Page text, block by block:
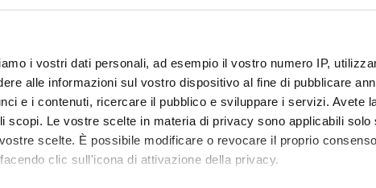
i vostri dati personali, ad esempio il vostro numero IP,
alle informazioni sul vostro dispositivo al fine di pubblicare
e i contenuti, ricercare il pubblico e sviluppare i servizi. Avete
scopi. Le vostre scelte in materia di privacy sono applicabili solo
scelte. È possibile modificare o revocare il proprio
clic sull'icona di attivazione della privacy.
regulations
Student
Link
regulations
Code of ethics